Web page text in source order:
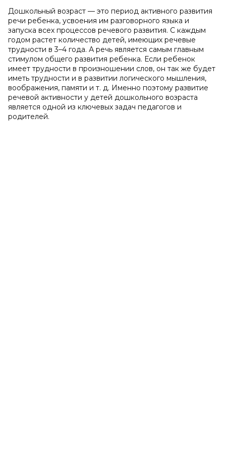
Дошкольный возраст — это период активного развития
речи ребенка, усвоения им разговорного языка и
запуска всех процессов речевого развития. С каждым
годом растет количество детей, имеющих речевые
трудности в 3–4 года. А речь является самым главным
стимулом общего развития ребенка. Если ребенок
имеет трудности в произношении слов, он так же будет
иметь трудности и в развитии логического мышления,
воображения, памяти и т. д. Именно поэтому развитие
речевой активности у детей дошкольного возраста
является одной из ключевых задач педагогов и
родителей.